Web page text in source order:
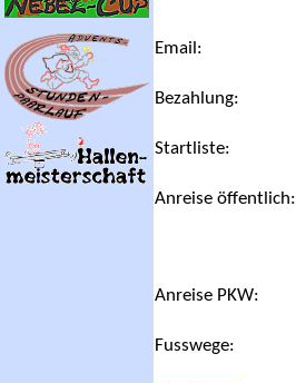
Email :
Bezahlung:
Startliste:
Anreise öffentlich:
Anreise PKW:
Fusswege: